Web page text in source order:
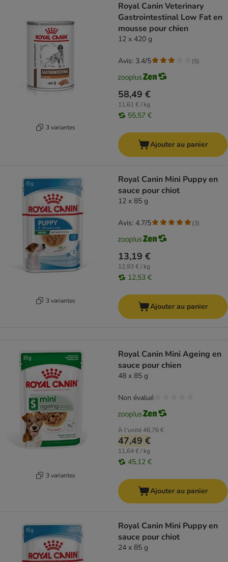
3 variantes
Royal Canin Veterinary
Gastrointestinal Low Fat en
mousse pour chien
12 x 420 g
58,49 €
11,61 € / kg
55,57 €
Avis: 3.4/5 (5)
Ajouter au panier
3 variantes
Royal Canin Mini Puppy en
sauce pour chiot
12 x 85 g
13,19 €
12,93 € / kg
12,53 €
Avis: 4.7/5 (3)
Ajouter au panier
3 variantes
Royal Canin Mini Ageing en
sauce pour chien
48 x 85 g
À l'unité48,76 €
47,49 €
11,64 € / kg
45,12 €
Non évalué
Ajouter au panier
Royal Canin Mini Puppy en
sauce pour chiot
24 x 85 g